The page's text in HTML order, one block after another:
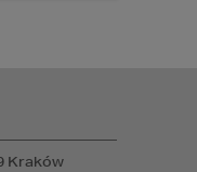
Kraków